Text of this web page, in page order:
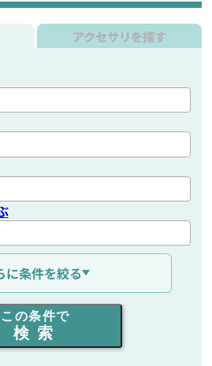
アクセサリを探す
ぶ
に条件を絞る
この条件で
検索